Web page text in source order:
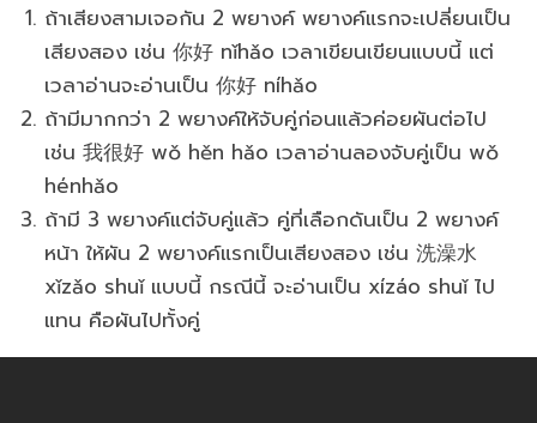
ถ้าเสียงสามเจอกัน 2 พยางค์ พยางค์แรกจะเปลี่ยนเป็น
เสียงสอง เช่น 你好 nǐhǎo เวลาเขียนเขียนแบบนี้ แต่
เวลาอ่านจะอ่านเป็น 你好 níhǎo
ถ้ามีมากกว่า 2 พยางค์ให้จับคู่ก่อนแล้วค่อยผันต่อไป
เช่น 我很好 wǒ hěn hǎo เวลาอ่านลองจับคู่เป็น wǒ
hénhǎo
ถ้ามี 3 พยางค์แต่จับคู่แล้ว คู่ที่เลือกดันเป็น 2 พยางค์
หน้า ให้ผัน 2 พยางค์แรกเป็นเสียงสอง เช่น 洗澡水
xǐzǎo shuǐ แบบนี้ กรณีนี้ จะอ่านเป็น xízáo shuǐ ไป
แทน คือผันไปทั้งคู่